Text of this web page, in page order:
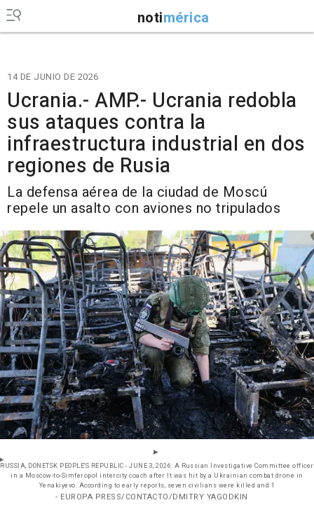
notimérica
14 DE JUNIO DE 2026
Ucrania.- AMP.- Ucrania redobla
sus ataques contra la
infraestructura industrial en dos
regiones de Rusia
La defensa aérea de la ciudad de Moscú
repele un asalto con aviones no tripulados
RUSSIA, DONETSK PEOPLE'S REPUBLIC - JUNE 3, 2026: A Russian Investigative Committee officer
in a Moscow-to-Simferopol intercity coach after It was hit by a Ukrainian combat drone in
Yenakiyevo. According to early reports, seven civilians were killed and 1
- EUROPA PRESS/CONTACTO/DMITRY YAGODKIN